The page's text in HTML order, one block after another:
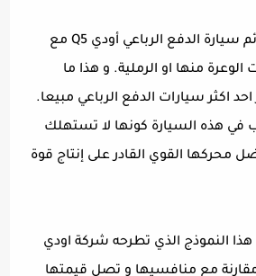
ستحاكي بل و ستتلائم سيارة الدفع الرباعي أودي Q5 مع
منها او الرملية. و هذا ما
اكثر سيارات الدفع الرباعي مبيعا.
في هذه السيارة كونها لا تستهلك
محركها القوي القادر على إنتاج قوة
هذا النموذج الذي تطرحه شركة اودي
مع منافسيها و تصل قيمتها